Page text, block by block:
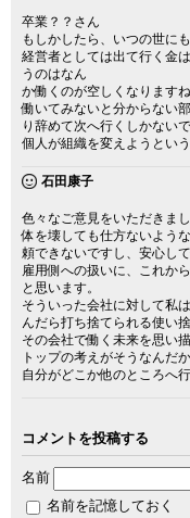
卒業？？さん
もしかしたら、いつの世に
経営者としては出て行く金
うのはなん
か働くのが空しくなりますね
働いてみないと分からない
り辞めて次へ行くしかないで
個人が組織を変えようとい
石田康子
色々なご意見をいただきま
体を壊しても仕方ないよう
頼できないですし、安心し
雇用側への扱いに、これか
と思います。
そういった会社に対して私
んだら打ち捨てられる使い
その会社で働く未来を思い
トップの考えがそうなんだ
自分がどこか他のところへ
コメントを投稿する
名前
名前を記憶しておく